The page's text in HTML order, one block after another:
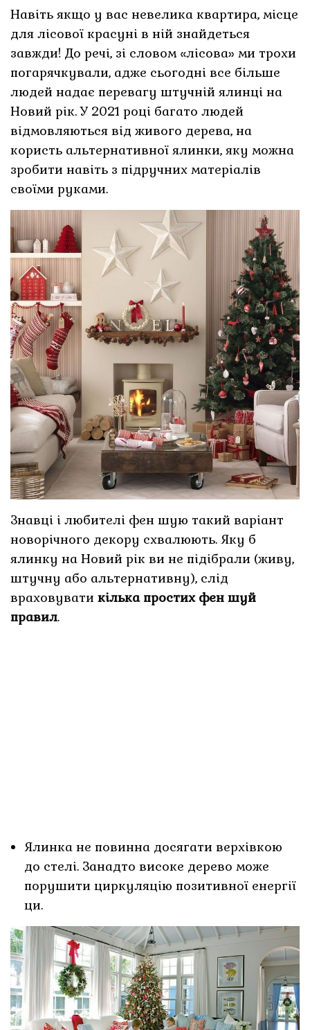
Навіть якщо у вас невелика квартира, місце
для лісової красуні в ній знайдеться
завжди! До речі, зі словом «лісова» ми трохи
погарячкували, адже сьогодні все більше
людей надає перевагу штучній ялинці на
Новий рік. У 2021 році багато людей
відмовляються від живого дерева, на
користь альтернативної ялинки, яку можна
зробити навіть з підручних матеріалів
своїми руками.
Знавці і любителі фен шую такий варіант
новорічного декору схвалюють. Яку б
ялинку на Новий рік ви не підібрали (живу,
штучну або альтернативну), слід
враховуватикілька простих фен шуй
правил.
Ялинка не повинна досягати верхівкою
до стелі. Занадто високе дерево може
порушити циркуляцію позитивної енергії
ци.